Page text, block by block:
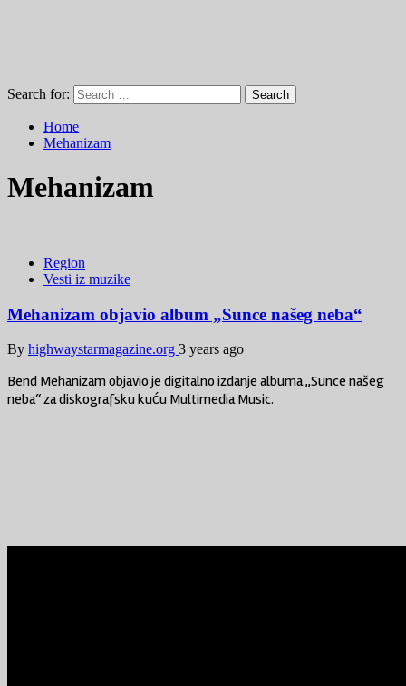
Search for:
Home
Mehanizam
Mehanizam
Region
Vesti iz muzike
Mehanizam objavio album „Sunce našeg neba“
By highwaystarmagazine.org 3 years ago
Bend Mehanizam objavio je digitalno izdanje albuma „Sunce našeg
neba“ za diskografsku kuću Multimedia Music.